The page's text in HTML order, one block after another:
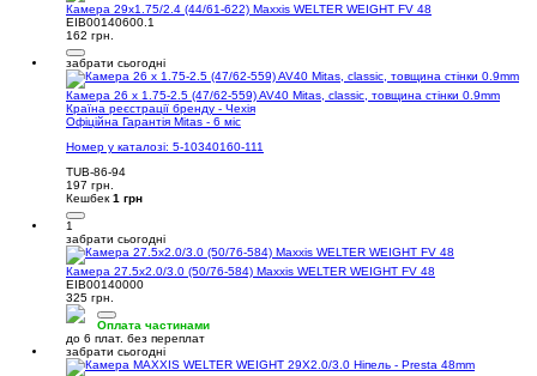
Камера 29x1.75/2.4 (44/61-622) Maxxis WELTER WEIGHT FV 48
EIB00140600.1
162 грн.
забрати сьогодні
Камера 26 x 1.75-2.5 (47/62-559) AV40 Mitas, classic, товщина стінки 0.9mm
Країна реєстрації бренду - Чехія
Офіційна Гарантія Mitas - 6 міс
Номер у каталозі: 5-10340160-111
TUB-86-94
197 грн.
Кешбек 1 грн
1
забрати сьогодні
Камера 27.5x2.0/3.0 (50/76-584) Maxxis WELTER WEIGHT FV 48
EIB00140000
325 грн.
Оплата частинами
до 6 плат. без переплат
забрати сьогодні